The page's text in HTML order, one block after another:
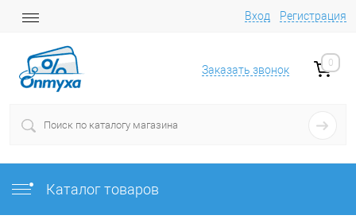
Вход Регистрация
Заказать звонок
0
Каталог товаров